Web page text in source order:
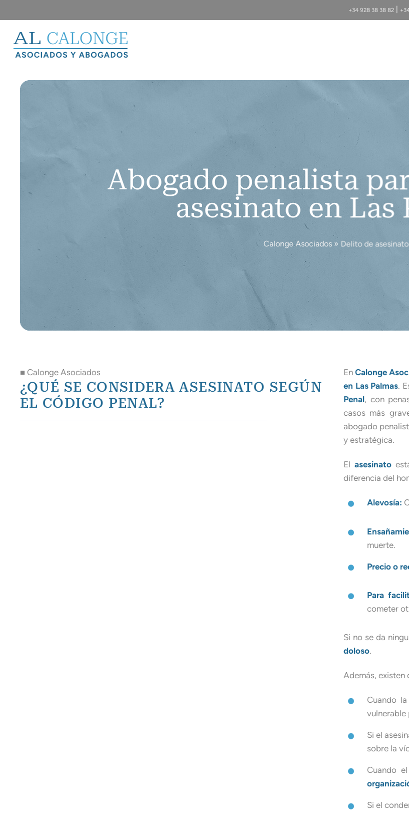
al
contenido
+34 928 38 38 82 |
Abogado penalista
asesinato en Las
Calonge Asociados » Delito de asesinato
■ Calonge Asociados
¿QUÉ SE CONSIDERA ASESINATO SEGÚN
EL CÓDIGO PENAL?
EnCalonge
en Las Palmas.
Penal, con
casos más
abogado
y estratégica.
El asesinato
diferencia del
Alevosía:
muerte.
Precio o
Para
cometer
Si no se da
doloso.
Además, existen
Cuando
vulnerable
Si el
sobre la
Cuando
Si el